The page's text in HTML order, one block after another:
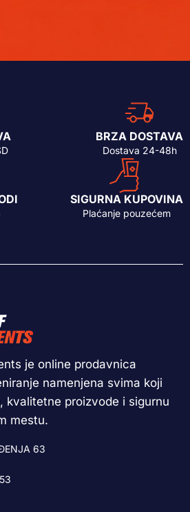
BRZA DOSTAVA
Dostava 24-48h
SIGURNA KUPOVINA
Plaćanje pouzećem
je online prodavnica
namenjena svima koji
kvalitetne proizvode i sigurnu
mestu.
63